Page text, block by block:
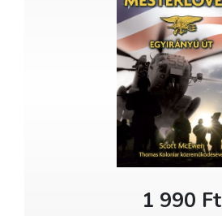
1 990 Ft